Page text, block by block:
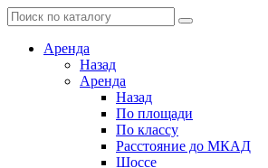
Аренда
Назад
Аренда
Назад
По площади
По классу
Расстояние до МКАД
Шоссе